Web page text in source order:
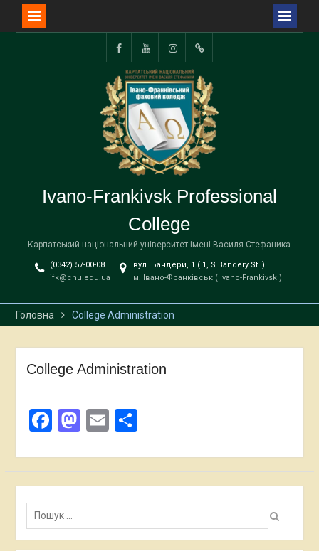
FacebookYouTubeInstagramTikTok
Ivano-Frankivsk Professional
College
Карпатський національний університет імені Василя Стефаника
(0342) 57-00-08
ifk@cnu.edu.ua
вул. Бандери, 1 ( 1, S.Bandery St. )
м. Івано-Франківськ ( Ivano-Frankivsk )
Головна College Administration
College Administration
Facebook
Mastodon
EmailShare
Пошук: